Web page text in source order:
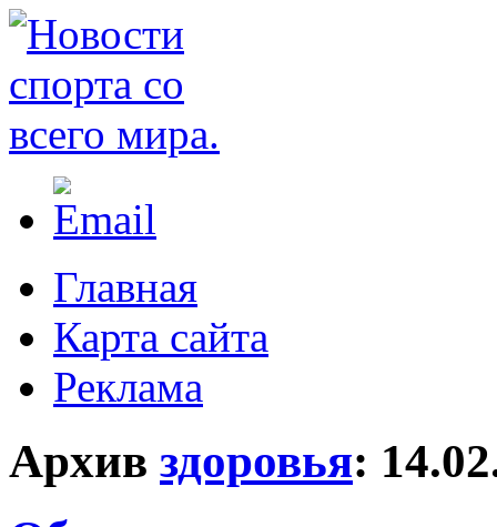
Главная
Карта сайта
Реклама
Архив здоровья: